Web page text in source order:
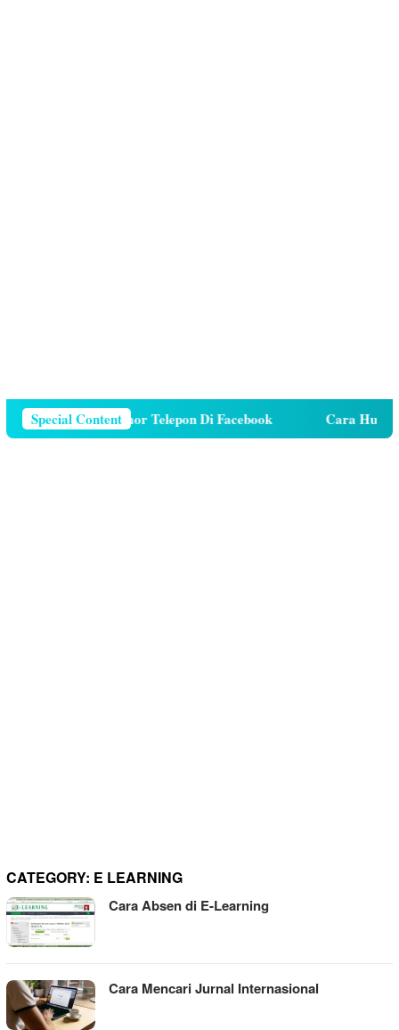
Special Content
Menghapus Nomor Telepon Di Facebook Cara Hutang
CATEGORY: E LEARNING
Cara Absen di E-Learning
Cara Mencari Jurnal Internasional